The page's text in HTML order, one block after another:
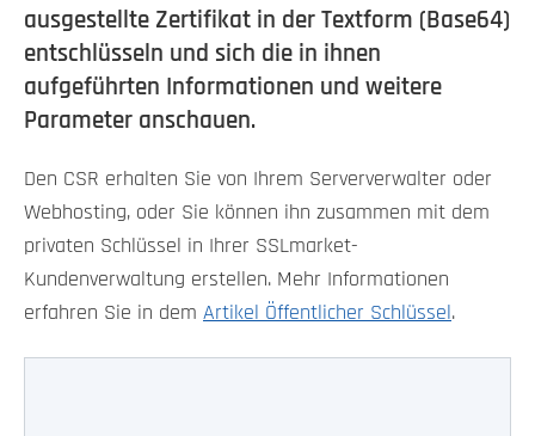
ausgestellte Zertifikat in der Textform (Base64)
entschlüsseln und sich die in ihnen
aufgeführten Informationen und weitere
Parameter anschauen.
Den CSR erhalten Sie von Ihrem Serververwalter oder
Webhosting, oder Sie können ihn zusammen mit dem
privaten Schlüssel in Ihrer SSLmarket-
Kundenverwaltung erstellen. Mehr Informationen
erfahren Sie in dem Artikel Öffentlicher Schlüssel .